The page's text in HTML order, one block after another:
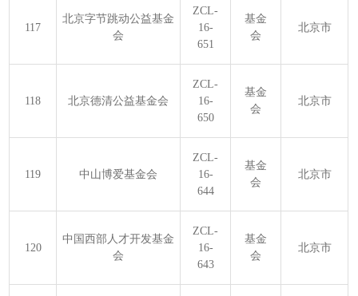
117
北京字节跳动公益基金
会
ZCL-
16-
651
基金
会
北京市
118 北京德清公益基金会
ZCL-
16-
650
基金
会
北京市
119 中山博爱基金会
ZCL-
16-
644
基金
会
北京市
120
中国西部人才开发基金
会
ZCL-
16-
643
基金
会
北京市